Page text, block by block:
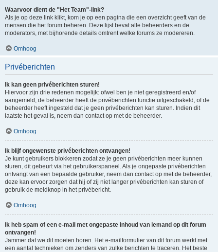
Waarvoor dient de "Het Team"-link?
Als je op deze link klikt, kom je op een pagina die een overzicht geeft van de
mensen die het forum beheren. Deze lijst bevat alle beheerders en de
moderators, met bijhorende details omtrent welke forums ze modereren.
Omhoog
Privéberichten
Ik kan geen privéberichten sturen!
Hiervoor zijn drie redenen mogelijk: ofwel ben je niet geregistreerd en/of
aangemeld, de beheerder heeft de privéberichten functie uitgeschakeld, of de
beheerder heeft ingesteld dat je geen privéberichten kan sturen. Indien dit
laatste het geval is, neem dan contact op met de beheerder.
Omhoog
Ik blijf ongewenste privéberichten ontvangen!
Je kunt gebruikers blokkeren zodat ze je geen privéberichten meer kunnen
sturen, dit gebeurt via het gebruikerspaneel. Als je ongepaste privéberichten
ontvangt van een bepaalde gebruiker, neem dan contact op met de beheerder,
deze kan ervoor zorgen dat hij of zij niet langer privéberichten kan sturen of
gebruik de meldknop in het privébericht.
Omhoog
Ik heb spam of een e-mail met ongepaste inhoud van iemand op dit forum
ontvangen!
Jammer dat we dit moeten horen. Het e-mailformulier van dit forum werkt met
een aantal technieken om zenders van zulke berichten te traceren. Het beste